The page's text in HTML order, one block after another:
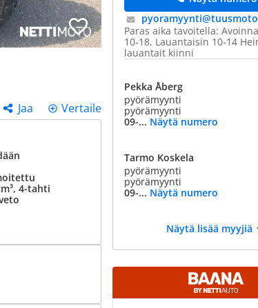
Jaa Vertaile
4-tahti
Paras aika tavoitella:
10-18, Lauantaisin 10-14
lauantait kiinni
Pekka Åberg
pyörämyynti
pyörämyynti
09-... Näytä numero
Tarmo Koskela
pyörämyynti
pyörämyynti
09-... Näytä numero
Näytä lisää myyjiä